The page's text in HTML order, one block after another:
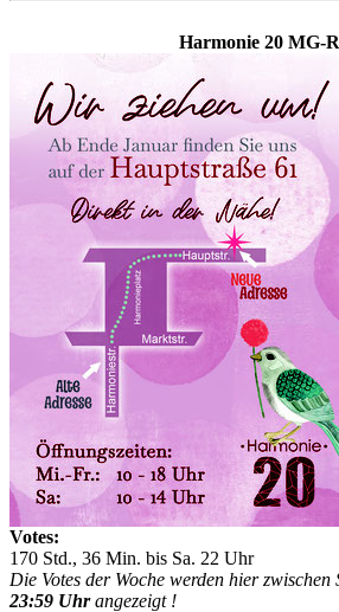
Harmonie 20 MG-
Votes:
170 Std., 36 Min. bis Sa. 22 Uhr
Die Votes der Woche werden hier zwischen
23:59 Uhrangezeigt !